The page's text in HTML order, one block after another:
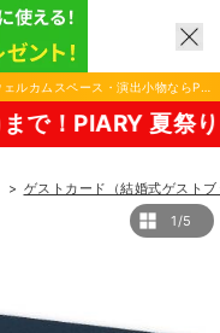
ルカムスペース・演出小物ならPIA
祭り2026！
ゲストカード（結婚式ゲスト
1/5